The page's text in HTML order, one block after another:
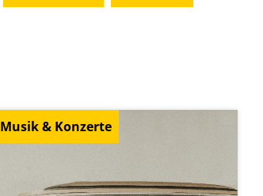
Musik & Konzerte